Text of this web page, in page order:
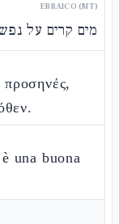
EBRAICO (MT)
מים קרים על
una buona